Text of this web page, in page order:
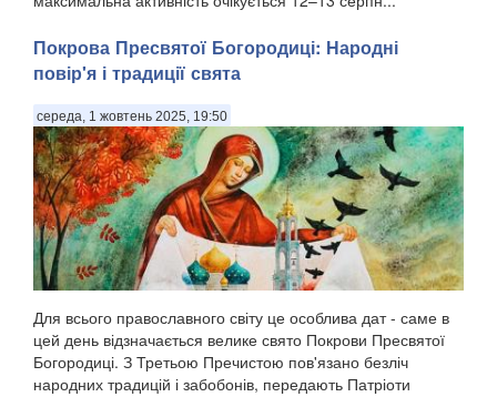
Покрова Пресвятої Богородиці: Народні
повір'я і традиції свята
середа, 1 жовтень 2025, 19:50
Для всього православного світу це особлива дат - саме в
цей день відзначається велике свято Покрови Пресвятої
Богородиці. З Третьою Пречистою пов'язано безліч
народних традицій і забобонів, передають Патріоти